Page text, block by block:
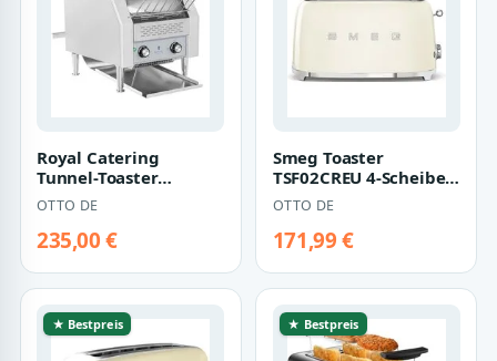
Royal Catering
Tunnel-Toaster
Durchlauftoaster
Kettentoaster
Gastrotoa…
OTTO DE
235,00 €
Smeg Toaster
TSF02CREU 4-Scheiben
Toaster Creme 50`s
Style
OTTO DE
171,99 €
★ Bestpreis ★ Bestpreis